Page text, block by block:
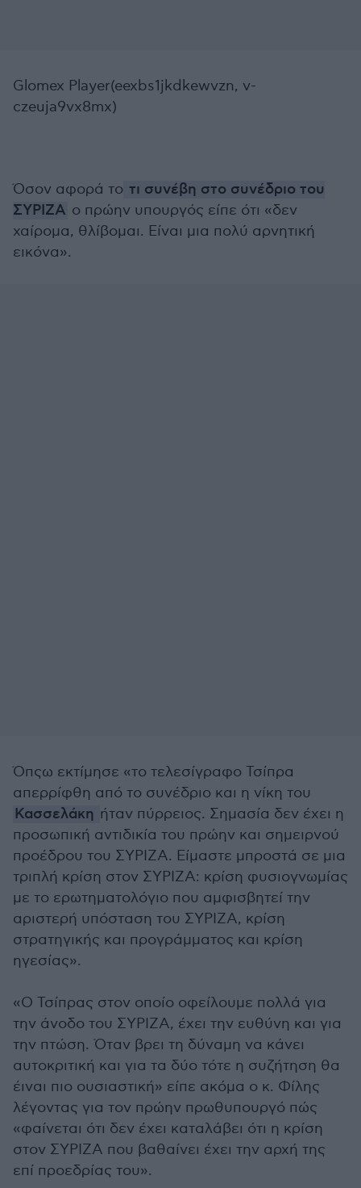
Glomex Player(eexbs1jkdkewvzn, v-
czeuja9vx8mx)
Όσον αφορά το τι συνέβη στο συνέδριο του
ΣΥΡΙΖΑ ο πρώην υπουργός είπε ότι «δεν
χαίρομα, θλίβομαι. Είναι μια πολύ αρνητική
εικόνα».
Όπςω εκτίμησε «το τελεσίγραφο Τσίπρα
απερρίφθη από το συνέδριο και η νίκη του
Κασσελάκη ήταν πύρρειος. Σημασία δεν έχει η
προσωπική αντιδικία του πρώην και σημειρνού
προέδρου του ΣΥΡΙΖΑ. Είμαστε μπροστά σε μια
τριπλή κρίση στον ΣΥΡΙΖΑ: κρίση φυσιογνωμίας
με το ερωτηματολόγιο που αμφισβητεί την
αριστερή υπόσταση του ΣΥΡΙΖΑ, κρίση
στρατηγικής και προγράμματος και κρίση
ηγεσίας».
«Ο Τσίπρας στον οποίο οφείλουμε πολλά για
την άνοδο του ΣΥΡΙΖΑ, έχει την ευθύνη και για
την πτώση. Όταν βρει τη δύναμη να κάνει
αυτοκριτική και για τα δύο τότε η συζήτηση θα
έιναι πιο ουσιαστική» είπε ακόμα ο κ. Φίλης
λέγοντας για τον πρώην πρωθυπουργό πώς
«φαίνεται ότι δεν έχει καταλάβει ότι η κρίση
στον ΣΥΡΙΖΑ που βαθαίνει έχει την αρχή της
επί προεδρίας του».